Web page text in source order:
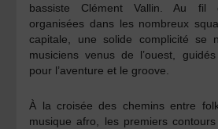
bassiste Clément Vallin. Au fil
organisées dans les nombreux
capitale, une solide complicité se
musiciens venus de l’ouest,
pour l’aventure et le groove.
À la croisée des chemins entre
musique afro, les premiers